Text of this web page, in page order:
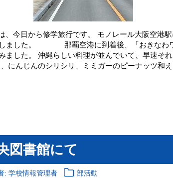
、今日から修学旅行です。 モノレール大阪空港
しました。 那覇空港に到着後、「おきなわ
ました。 沖縄らしい料理が並んでいて、早速そ
にんじんのシリシリ、ミミガーのピーナッツ和
図書館にて
: 学校情報管理者 部活動